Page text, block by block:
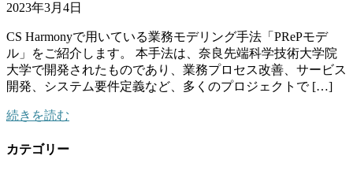
2023年3月4日
CS Harmonyで用いている業務モデリング手法「PRePモデ
ル」をご紹介します。 本手法は、奈良先端科学技術大学院
大学で開発されたものであり、業務プロセス改善、サービス
開発、システム要件定義など、多くのプロジェクトで […]
続きを読む
カテゴリー